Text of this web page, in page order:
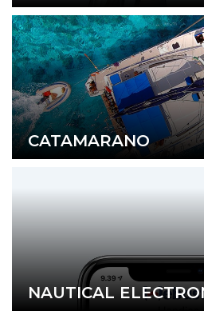
CATAMARANO
NAUTICAL